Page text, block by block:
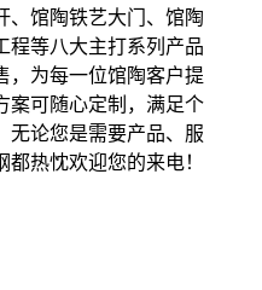
、馆陶铁艺大门、馆陶
程等八大主打系列产品
，为每一位馆陶客户提
案可随心定制，满足个
无论您是需要产品、服
热忱欢迎您的来电！